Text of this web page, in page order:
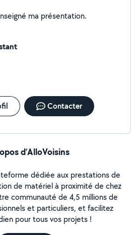
Je n'ai pas encore renseigné ma présentation.
Contacter
d’AlloVoisins
dédiée aux prestations de
de matériel à proximité de chez
communauté de 4,5 millions de
et particuliers, et facilitez
pour tous vos projets !